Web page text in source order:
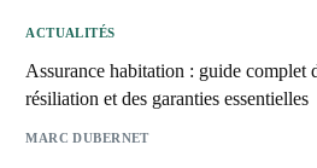
ACTUALITÉS
Assurance habitation : guide complet
résiliation et des garanties essentielles
MARC DUBERNET